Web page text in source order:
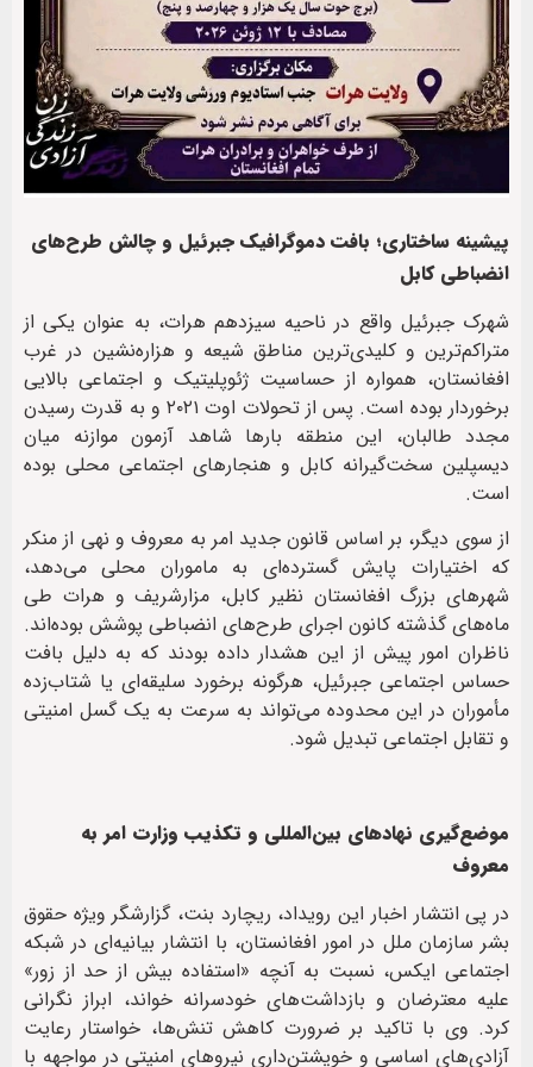
پیشینه ساختاری؛ بافت دموگرافیک جبرئیل و چالش طرح‌های
انضباطی کابل
شهرک جبرئیل واقع در ناحیه سیزدهم هرات، به عنوان یکی از
متراکم‌ترین و کلیدی‌ترین مناطق شیعه و هزاره‌نشین در غرب
افغانستان، همواره از حساسیت ژئوپلیتیک و اجتماعی بالایی
برخوردار بوده است. پس از تحولات اوت ۲۰۲۱ و به قدرت رسیدن
مجدد طالبان، این منطقه بارها شاهد آزمون موازنه میان
دیسپلین سخت‌گیرانه کابل و هنجارهای اجتماعی محلی بوده
است.
از سوی دیگر، بر اساس قانون جدید امر به معروف و نهی از منکر
که اختیارات پایش گسترده‌ای به ماموران محلی می‌دهد،
شهرهای بزرگ افغانستان نظیر کابل، مزارشریف و هرات طی
ماه‌های گذشته کانون اجرای طرح‌های انضباطی پوشش بوده‌اند.
ناظران امور پیش از این هشدار داده بودند که به دلیل بافت
حساس اجتماعی جبرئیل، هرگونه برخورد سلیقه‌ای یا شتاب‌زده
مأموران در این محدوده می‌تواند به سرعت به یک گسل امنیتی
و تقابل اجتماعی تبدیل شود.
موضع‌گیری نهادهای بین‌المللی و تکذیب وزارت امر به
معروف
در پی انتشار اخبار این رویداد، ریچارد بنت، گزارشگر ویژه حقوق
بشر سازمان ملل در امور افغانستان، با انتشار بیانیه‌ای در شبکه
اجتماعی ایکس، نسبت به آنچه «استفاده بیش از حد از زور»
علیه معترضان و بازداشت‌های خودسرانه خواند، ابراز نگرانی
کرد. وی با تاکید بر ضرورت کاهش تنش‌ها، خواستار رعایت
آزادی‌های اساسی و خویشتن‌داری نیروهای امنیتی در مواجهه با